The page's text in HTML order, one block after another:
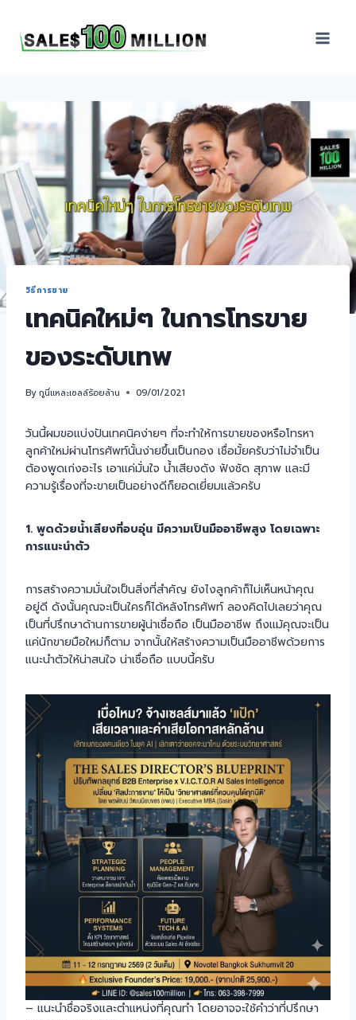
วิธีการขาย
เทคนิคใหม่ๆ ในการโทรขาย
ของระดับเทพ
Byกูนี่แหละเซลล์ร้อยล้าน 09/01/2021
วันนี้ผมขอแบ่งปันเทคนิคง่ายๆ ที่จะทำให้การขายของหรือโทรหา
ลูกค้าใหม่ผ่านโทรศัพท์นั้นง่ายขึ้นเป็นกอง เชื่อมั้ยครับว่าไม่จำเป็น
ต้องพูดเก่งอะไร เอาแค่มั่นใจ น้ำเสียงดัง ฟังชัด สุภาพ และมี
ความรู้เรื่องที่จะขายเป็นอย่างดีก็ยอดเยี่ยมแล้วครับ
1. พูดด้วยน้ำเสียงที่อบอุ่น มีความเป็นมืออาชีพสูง โดยเฉพาะ
การแนะนำตัว
การสร้างความมั่นใจเป็นสิ่งที่สำคัญ ยังไงลูกค้าก็ไม่เห็นหน้าคุณ
อยู่ดี ดังนั้นคุณจะเป็นใครก็ได้หลังโทรศัพท์ ลองคิดไปเลยว่าคุณ
เป็นที่ปรึกษาด้านการขายผู้น่าเชื่อถือ เป็นมืออาชีพ ถึงแม้คุณจะเป็น
แค่นักขายมือใหม่ก็ตาม จากนั้นให้สร้างความเป็นมืออาชีพด้วยการ
แนะนำตัวให้น่าสนใจ น่าเชื่อถือ แบบนี้ครับ
– แนะนำชื่อจริงและตำแหน่งที่คุณทำ โดยอาจจะใช้คำว่าที่ปรึกษา